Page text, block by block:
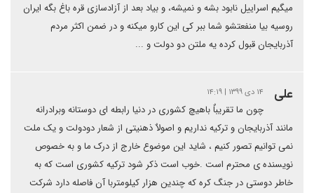
میگیم اسراییل نابود بشه و نمیشه، و بیاد بعد از آزادسازی قره باغ بگه ایران
روسیه بیا منفعتشو شما ببر کی این کارو میکنه و در ضمن اکثر مردم
آذربایجان قبول کرده یه ملتن دو دولت و ...
علی ۱۴ دی ۱۳۹۹ | ۱۴:۱۹
چون ما تقریباٌ باهیچ کشوری در دنیا رابطه ای دوستانه وبرادرانه
مانند آذربایجان و ترکیه نداریم و اصولاٌ ذهنیتی از شعار دودولت و یک ملت
نمی توانیم تصور کنیم ، شاید این موضوع خارج از درک ما و به خصوص
نویسنده ی محترم است .خوب است ذکر شود ترکیه کشوری است که به
خاطر دوستی در جنگ کره که چندین هزار کیلومتربا آن فاصله دارد شرکت